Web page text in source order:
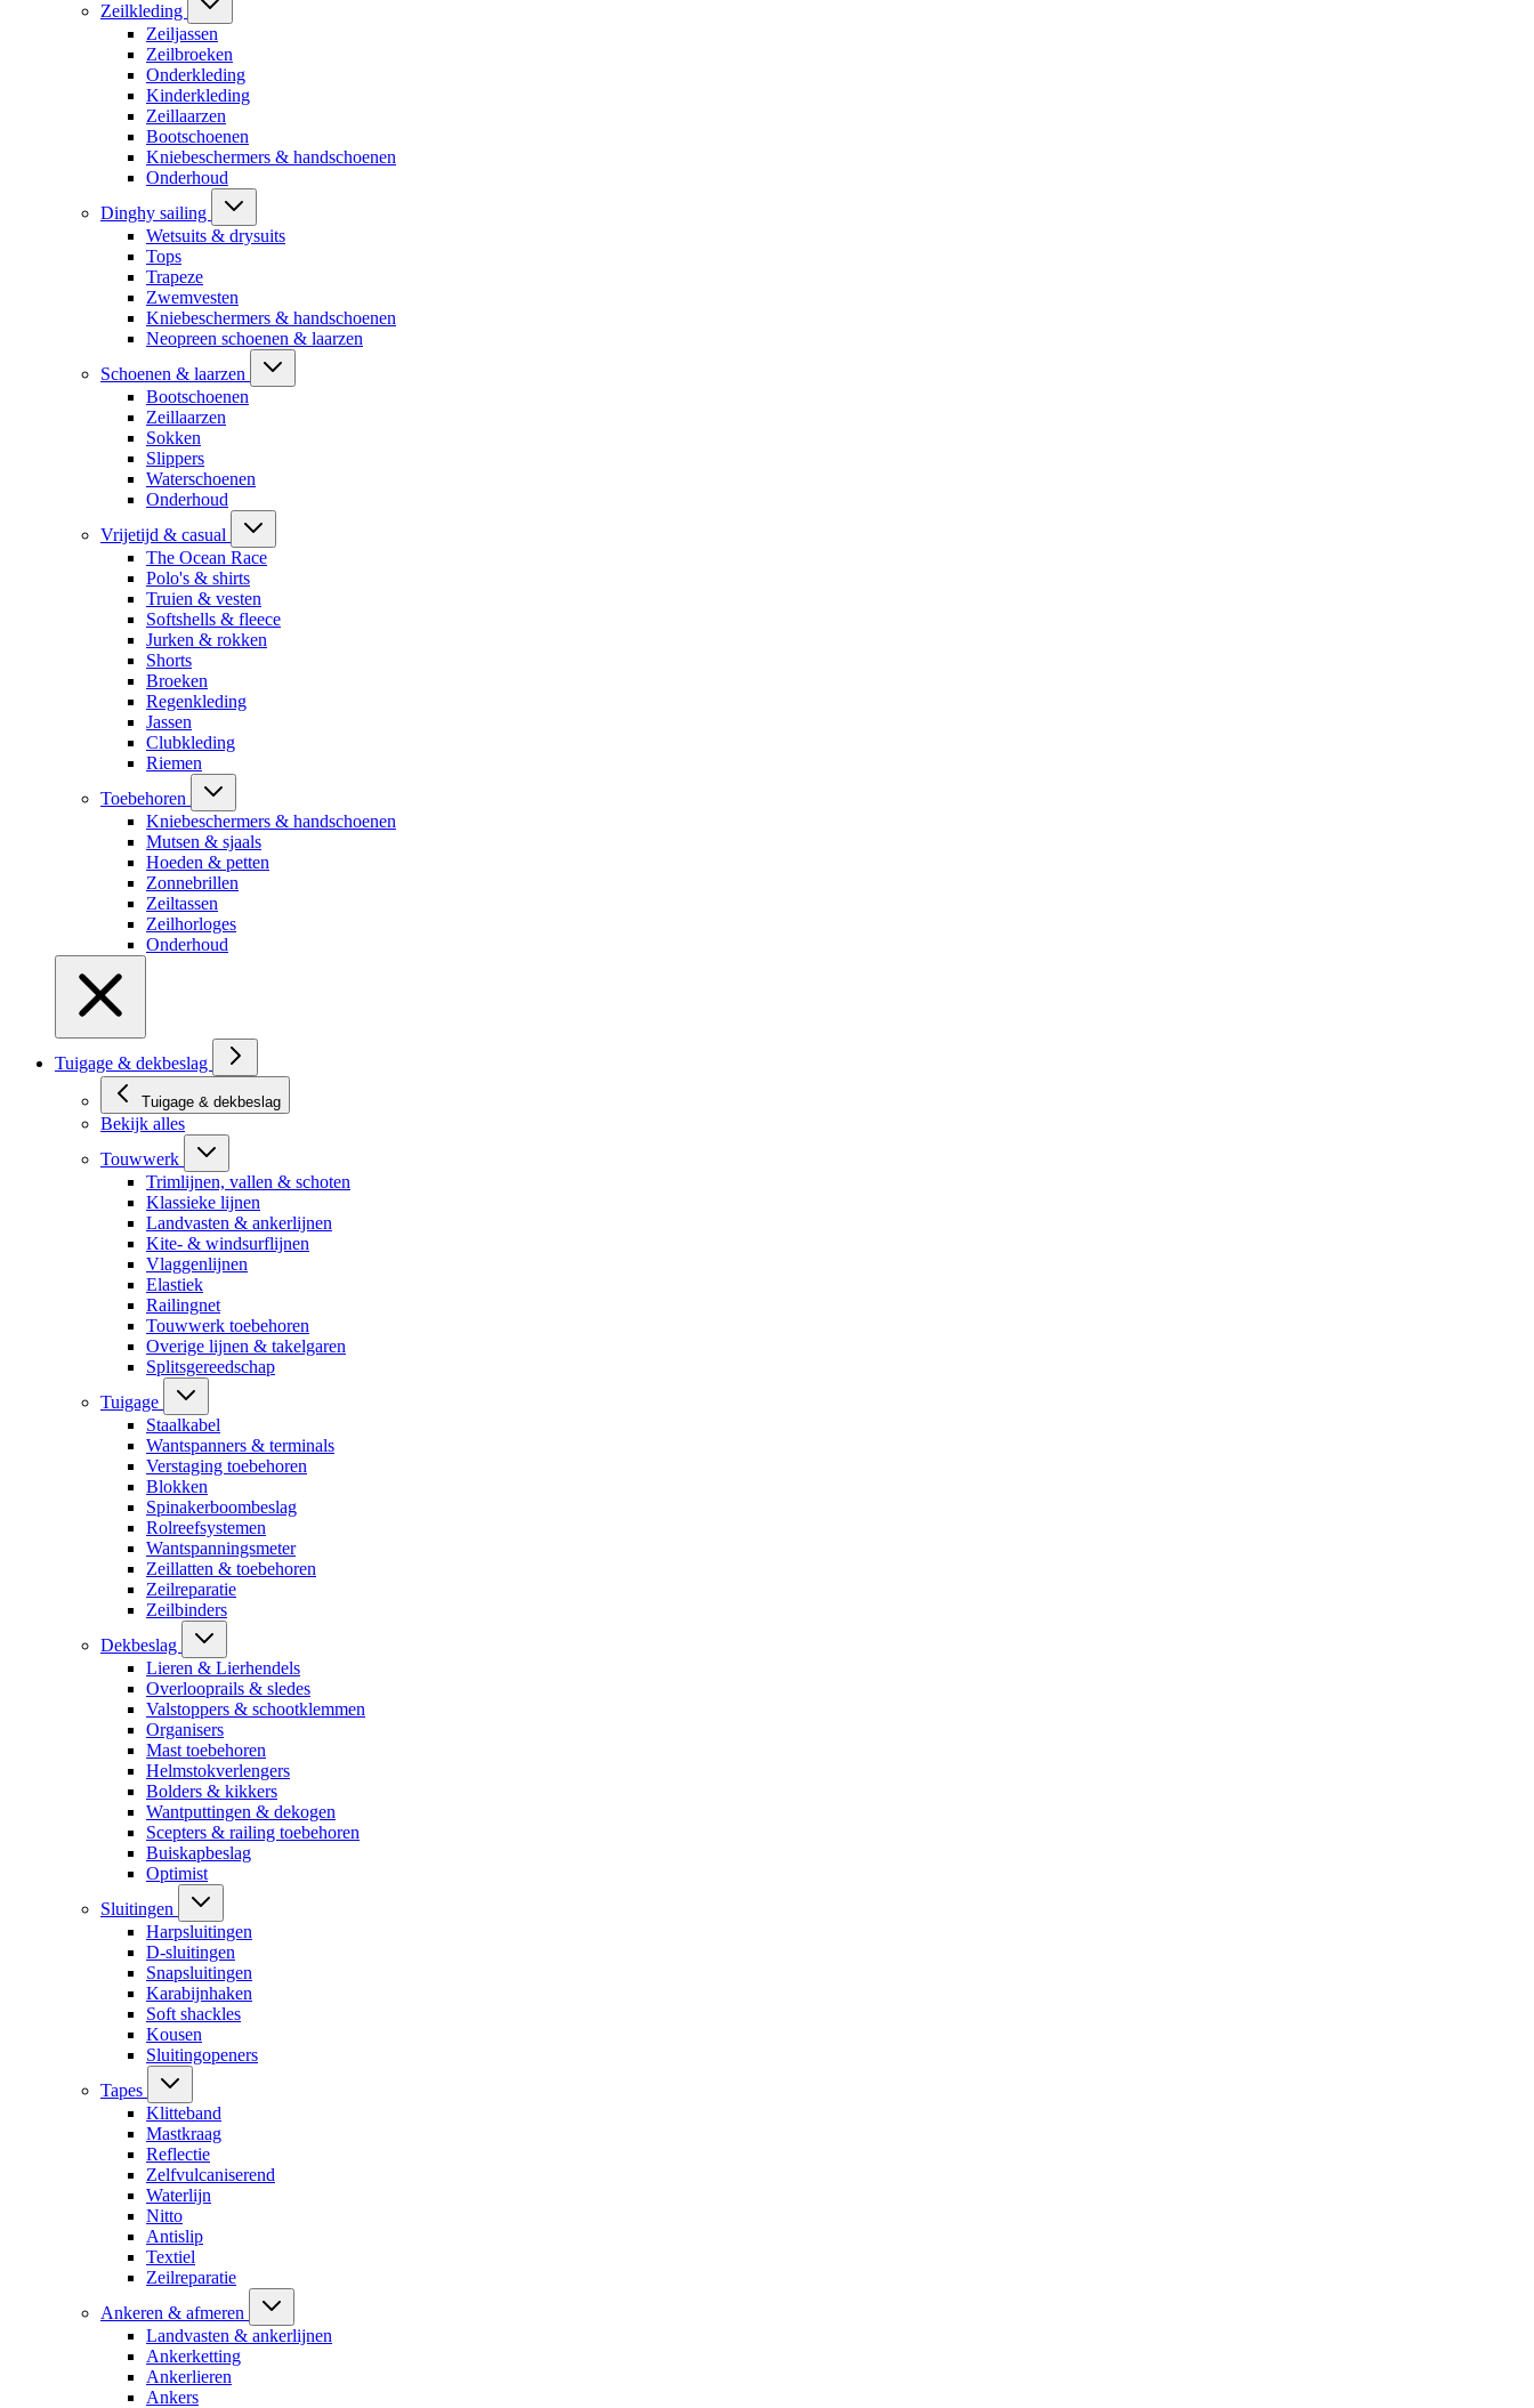
Zeilkleding
Zeiljassen
Zeilbroeken
Onderkleding
Kinderkleding
Zeillaarzen
Bootschoenen
Kniebeschermers & handschoenen
Onderhoud
Dinghy sailing
Wetsuits & drysuits
Tops
Trapeze
Zwemvesten
Kniebeschermers & handschoenen
Neopreen schoenen & laarzen
Schoenen & laarzen
Bootschoenen
Zeillaarzen
Sokken
Slippers
Waterschoenen
Onderhoud
Vrijetijd & casual
The Ocean Race
Polo's & shirts
Truien & vesten
Softshells & fleece
Jurken & rokken
Shorts
Broeken
Regenkleding
Jassen
Clubkleding
Riemen
Toebehoren
Kniebeschermers & handschoenen
Mutsen & sjaals
Hoeden & petten
Zonnebrillen
Zeiltassen
Zeilhorloges
Onderhoud
Tuigage & dekbeslag
Tuigage & dekbeslag
Bekijk alles
Touwwerk
Trimlijnen, vallen & schoten
Klassieke lijnen
Landvasten & ankerlijnen
Kite- & windsurflijnen
Vlaggenlijnen
Elastiek
Railingnet
Touwwerk toebehoren
Overige lijnen & takelgaren
Splitsgereedschap
Tuigage
Staalkabel
Wantspanners & terminals
Verstaging toebehoren
Blokken
Spinakerboombeslag
Rolreefsystemen
Wantspanningsmeter
Zeillatten & toebehoren
Zeilreparatie
Zeilbinders
Dekbeslag
Lieren & Lierhendels
Overlooprails & sledes
Valstoppers & schootklemmen
Organisers
Mast toebehoren
Helmstokverlengers
Bolders & kikkers
Wantputtingen & dekogen
Scepters & railing toebehoren
Buiskapbeslag
Optimist
Sluitingen
Harpsluitingen
D-sluitingen
Snapsluitingen
Karabijnhaken
Soft shackles
Kousen
Sluitingopeners
Tapes
Klitteband
Mastkraag
Reflectie
Zelfvulcaniserend
Waterlijn
Nitto
Antislip
Textiel
Zeilreparatie
Ankeren & afmeren
Landvasten & ankerlijnen
Ankerketting
Ankerlieren
Ankers